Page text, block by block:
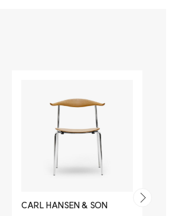
CARL HANSEN & SON